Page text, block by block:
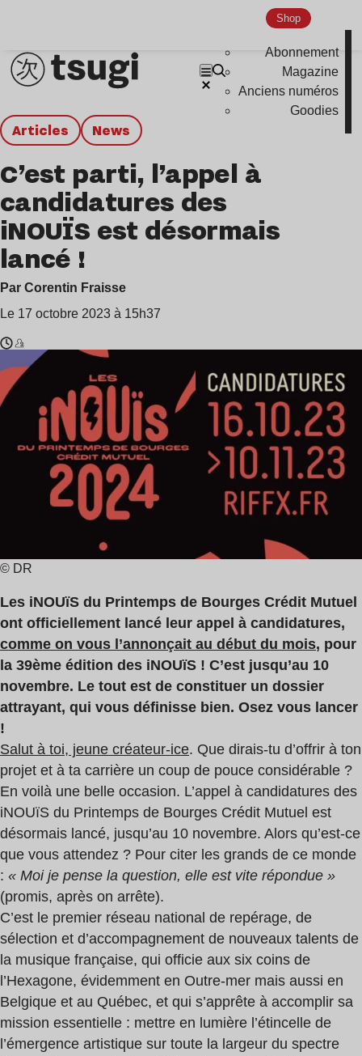
Shop
Abonnement
Magazine
Anciens numéros
Goodies
Articles news
C’est parti, l’appel à
candidatures des
iNOUÏS est désormais
lancé !
Par Corentin Fraisse
Le 17 octobre 2023 à 15h37
Temps
lecture
min
Christine
and
Queens
Last
© DR
Les iNOUïS du Printemps de Bourges Crédit Mutuel
ont officiellement lancé leur appel à candidatures,
comme on vous l’annonçait au début du mois, pour
la 39ème édition des iNOUïS ! C’est jusqu’au 10
novembre. Le tout est de constituer un dossier
attrayant, qui vous définisse bien. Osez vous lancer
!
Salut à toi, jeune créateur-ice. Que dirais-tu d’offrir à ton
projet et à ta carrière un coup de pouce considérable ?
En voilà une belle occasion. L’appel à candidatures des
iNOUïS du Printemps de Bourges Crédit Mutuel est
désormais lancé, jusqu’au 10 novembre. Alors qu’est-ce
que vous attendez ? Pour citer les grands de ce monde
: « Moi je pense la question, elle est vite répondue »
(promis, après on arrête).
C’est le premier réseau national de repérage, de
sélection et d’accompagnement de nouveaux talents de
la musique française, qui officie aux six coins de
l’Hexagone, évidemment en Outre-mer mais aussi en
Belgique et au Québec, et qui s’apprête à accomplir sa
mission essentielle : mettre en lumière l’étincelle de
l’émergence artistique sur toute la largeur du spectre